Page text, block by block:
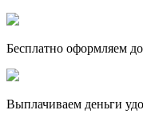
Бесплатно оформляем
Выплачиваем деньги